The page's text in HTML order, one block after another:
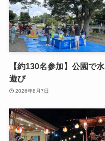
【約130名参加】公園で水
遊び
2026年8月7日